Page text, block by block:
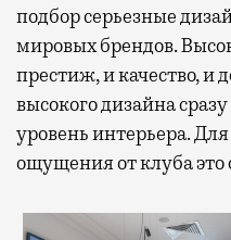
подбор серьезные
мировых брендов.
престиж, и качество, и
высокого дизайна
уровень интерьера.
ощущения от клуба это